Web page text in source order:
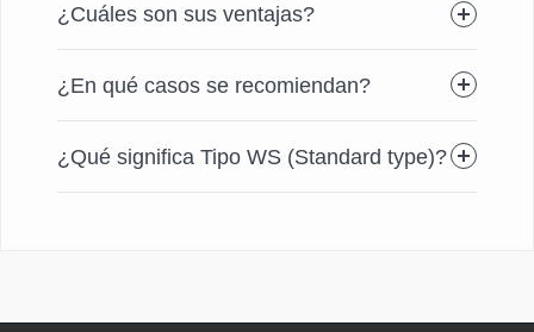
¿Cuáles son sus ventajas?
¿En qué casos se recomiendan?
¿Qué significa Tipo WS (Standard type)?